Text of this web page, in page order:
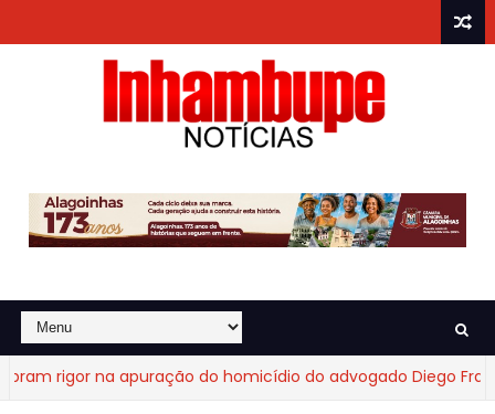
rigor na apuração do homicídio do advogado Diego Fraga de